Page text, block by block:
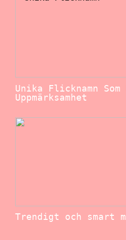
Unika Flicknamn Som
Uppmärksamhet
Trendigt och smart